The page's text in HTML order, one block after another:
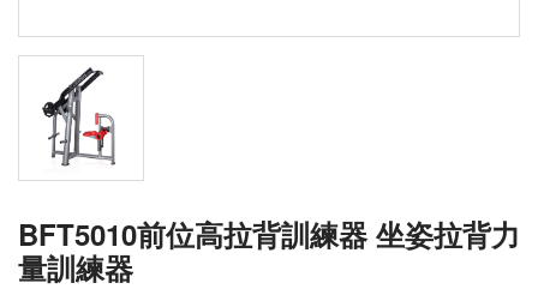
BFT5010前位高拉背訓練器 坐姿拉背力
量訓練器